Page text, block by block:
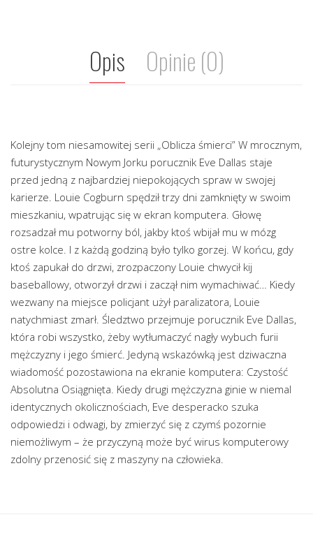
Opis Opinie (0)
Kolejny tom niesamowitej serii „Oblicza śmierci” W mrocznym,
futurystycznym Nowym Jorku porucznik Eve Dallas staje
przed jedną z najbardziej niepokojących spraw w swojej
karierze. Louie Cogburn spędził trzy dni zamknięty w swoim
mieszkaniu, wpatrując się w ekran komputera. Głowę
rozsadzał mu potworny ból, jakby ktoś wbijał mu w mózg
ostre kolce. I z każdą godziną było tylko gorzej. W końcu, gdy
ktoś zapukał do drzwi, zrozpaczony Louie chwycił kij
baseballowy, otworzył drzwi i zaczął nim wymachiwać… Kiedy
wezwany na miejsce policjant użył paralizatora, Louie
natychmiast zmarł. Śledztwo przejmuje porucznik Eve Dallas,
która robi wszystko, żeby wytłumaczyć nagły wybuch furii
mężczyzny i jego śmierć. Jedyną wskazówką jest dziwaczna
wiadomość pozostawiona na ekranie komputera: Czystość
Absolutna Osiągnięta. Kiedy drugi mężczyzna ginie w niemal
identycznych okolicznościach, Eve desperacko szuka
odpowiedzi i odwagi, by zmierzyć się z czymś pozornie
niemożliwym – że przyczyną może być wirus komputerowy
zdolny przenosić się z maszyny na człowieka.